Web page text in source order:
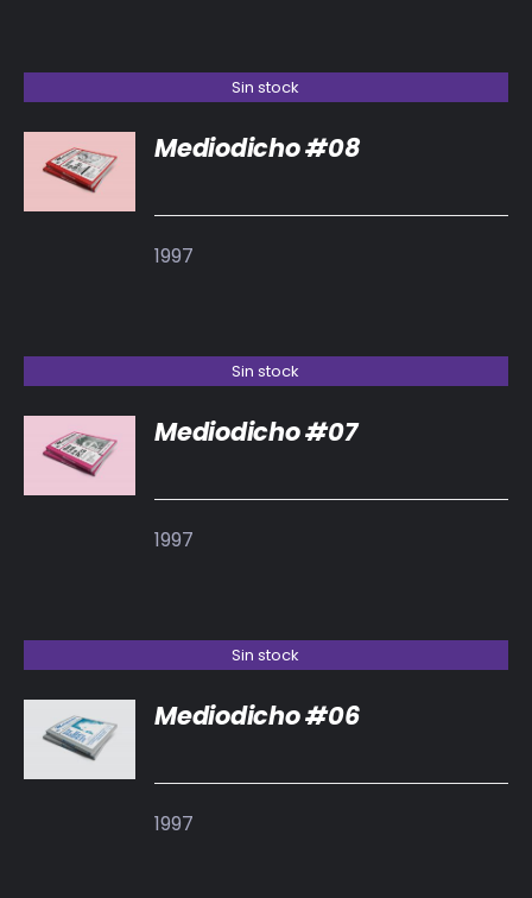
Sin stock
DETALLES
Mediodicho #08
1997
Sin stock
DETALLES
Mediodicho #07
1997
Sin stock
DETALLES
Mediodicho #06
1997